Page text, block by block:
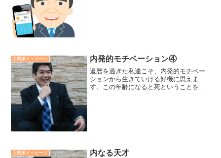
上機嫌メッセージ 内発的モチベーション④
還暦を過ぎた私達こそ、内発的モチベー
ションから生きていける好機に思えま
す。この年齢になると死ということを意
上機嫌メッセージ 内なる天才